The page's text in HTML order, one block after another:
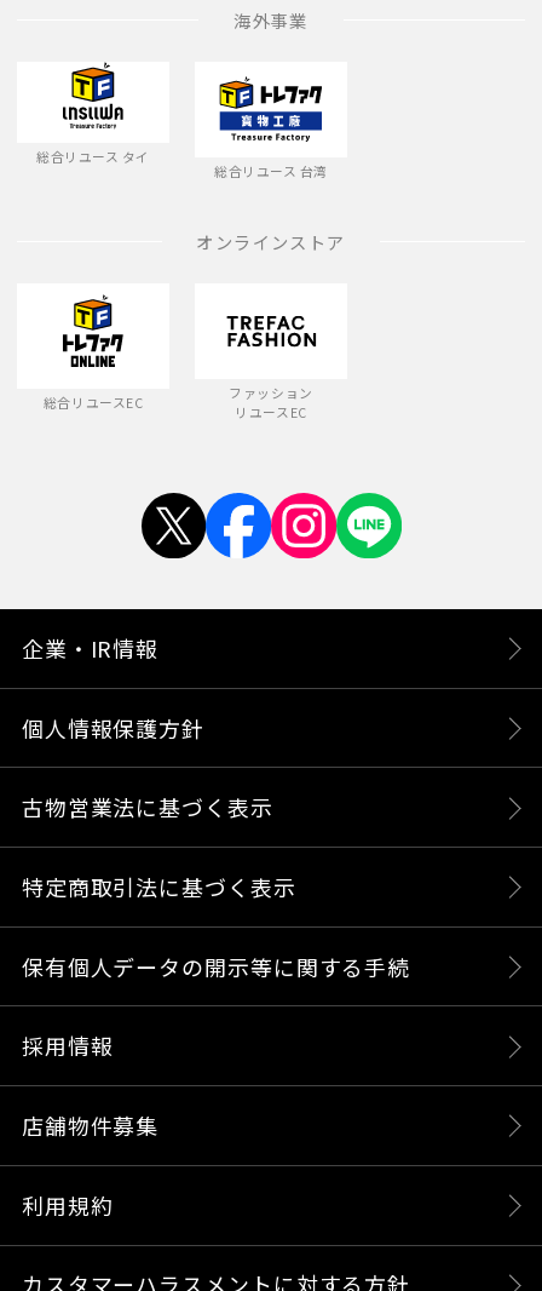
海外事業
総合リユース タイ
総合リユース 台湾
オンラインストア
総合リユースEC
ファッション
リユースEC
企業・IR情報
個人情報保護方針
古物営業法に基づく表示
特定商取引法に基づく表示
保有個人データの開示等に関する手続
採用情報
店舗物件募集
利用規約
カスタマーハラスメントに対する方針